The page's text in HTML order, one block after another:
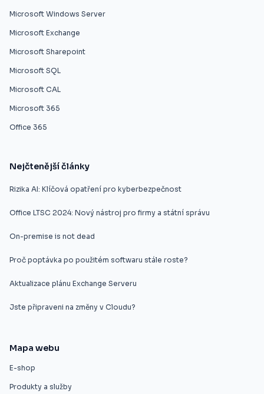
Microsoft Windows Server
Microsoft Exchange
Microsoft Sharepoint
Microsoft SQL
Microsoft CAL
Microsoft 365
Office 365
Nejčtenější články
Rizika AI: Klíčová opatření pro kyberbezpečnost
Office LTSC 2024: Nový nástroj pro firmy a státní správu
On-premise is not dead
Proč poptávka po použitém softwaru stále roste?
Aktualizace plánu Exchange Serveru
Jste připraveni na změny v Cloudu?
Mapa webu
E-shop
Produkty a služby